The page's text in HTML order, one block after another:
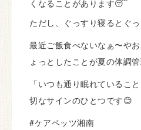
くなることがあります😴
ただし、ぐっすり寝るとぐ
最近ご飯食べないなぁ〜や
ょっとしたことが夏の体調
「いつも通り眠れているこ
切なサインのひとつです😊
#ケアペッツ湘南